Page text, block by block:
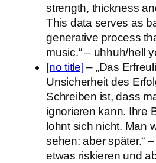
strength, thickness
This data serves as
generative process
music.“ – uhhuh/hell
[no title] – „Das
Unsicherheit des
Schreiben ist, dass
ignorieren kann. Ihre
lohnt sich nicht. Man
sehen: aber später.“
etwas riskieren und